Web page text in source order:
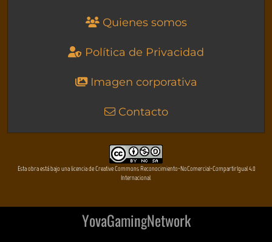
Quienes somos
Política de Privacidad
Imagen corporativa
Contacto
Esta obra está bajo una licencia de Creative Commons Reconocimiento-NoComercial-CompartirIgual 4.0
Internacional
YovaGamingNetwork